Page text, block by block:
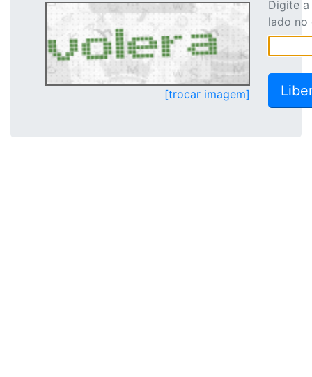
[trocar imagem]
Digite
lado no